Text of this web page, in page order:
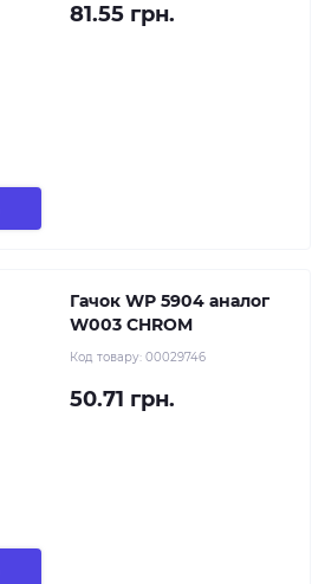
81.55 грн.
Гачок WР 5904 аналог
W003 CHROM
Код товару: 00029746
50.71 грн.